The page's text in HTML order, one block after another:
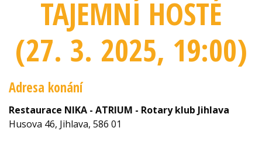
TAJEMNÍ HOSTÉ
(27. 3. 2025, 19:00)
Adresa konání
Restaurace NIKA - ATRIUM - Rotary klub Jihlava
Husova 46, Jihlava, 586 01